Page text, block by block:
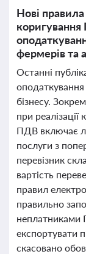
Нові правила
фермерів та
Останні
бізнесу.
при реалізації
ПДВ включає
послуги з
перевізник
вартість
правил
правильно
неплатниками
експортувати
скасовано